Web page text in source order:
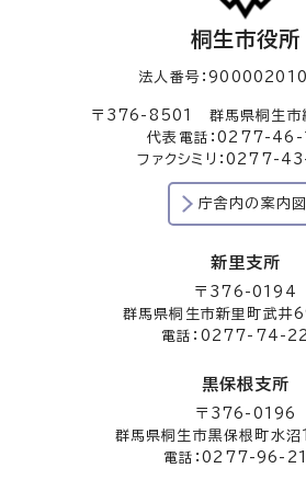
桐生市役所
法人番号：
〒376-8501 群馬県桐生市
代表電話：0277-46-
ファクシミリ：0277-
庁舎内の案内図
新里支所
〒376-0194
群馬県桐生市新里町武井
電話：0277-74-
黒保根支所
〒376-0196
群馬県桐生市黒保根町水
電話：0277-96-